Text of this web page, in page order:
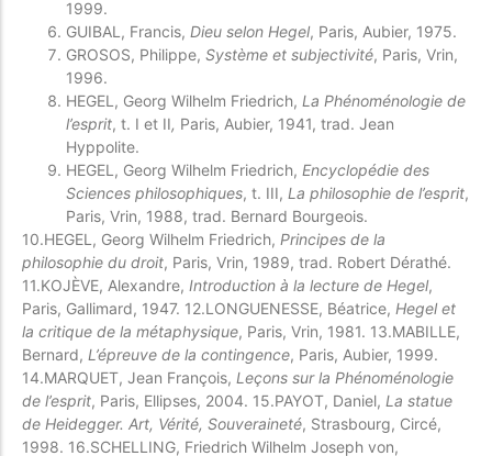
1999.
GUIBAL, Francis, Dieu selon Hegel, Paris, Aubier, 1975.
GROSOS, Philippe, Système et subjectivité, Paris, Vrin,
1996.
HEGEL, Georg Wilhelm Friedrich, La Phénoménologie de
l’esprit, t. I et II, Paris, Aubier, 1941, trad. Jean
Hyppolite.
HEGEL, Georg Wilhelm Friedrich, Encyclopédie des
Sciences philosophiques, t. III, La philosophie de l’esprit,
Paris, Vrin, 1988, trad. Bernard Bourgeois.
10.HEGEL, Georg Wilhelm Friedrich, Principes de la
philosophie du droit, Paris, Vrin, 1989, trad. Robert Dérathé.
11.KOJÈVE, Alexandre, Introduction à la lecture de Hegel,
Paris, Gallimard, 1947. 12.LONGUENESSE, Béatrice, Hegel et
la critique de la métaphysique, Paris, Vrin, 1981. 13.MABILLE,
Bernard, L’épreuve de la contingence, Paris, Aubier, 1999.
14.MARQUET, Jean François, Leçons sur la Phénoménologie
de l’esprit, Paris, Ellipses, 2004. 15.PAYOT, Daniel, La statue
de Heidegger. Art, Vérité, Souveraineté, Strasbourg, Circé,
1998. 16.SCHELLING, Friedrich Wilhelm Joseph von,